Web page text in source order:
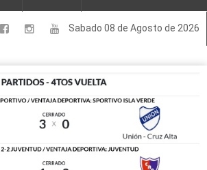
Sabado 08 de Agosto de 2026
LOCALES
DEPORTES
ESPECTACULOS
INTERNACIONALES